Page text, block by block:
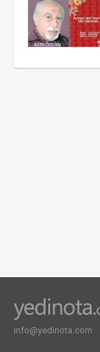
info@yedinota.com